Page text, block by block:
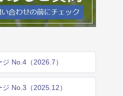
No.4（2026.7）
No.3（2025.12）